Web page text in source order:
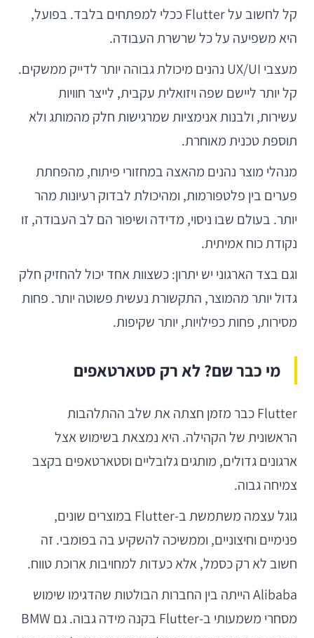
קל לחשוב על Flutter ככלי למפתחים בלבד. בפועל,
היא משפיעה על כל שרשרת העבודה.
מעצבי UX/UI נהנים מיכולת גבוהה יותר לדייק ממשקים.
קל יותר ליישם שפה ויזואלית עקבית, לייצר חוויות
עשירות, ולבנות אנימציות שמרגישות חלק מהמותג ולא
תוספת טכנית מאוחרת.
מנהלי מוצר נהנים מהאצה במחזורי פיתוח, מהפחתת
פערים בין פלטפורמות, ומהיכולת לבדוק רעיונות מהר
יותר. בעולם שבו ניסוי, מדידה ושיפור הם לב העבודה, זו
נקודת כוח אמיתית.
וגם בצד הארגוני יש יתרון: כשצוות אחד יכול להחזיק חלק
גדול יותר מהמוצר, התקשורת נעשית פשוטה יותר. פחות
מסירות, פחות כפילויות, יותר שקיפות.
מי כבר שם? לא רק סטארטאפים
Flutter כבר מזמן חצתה את שלב ההתלהבות
הראשונית של הקהילה. היא נמצאת בשימוש אצל
ארגונים גדולים, מותגים גלובליים וסטארטאפים בקצב
צמיחה גבוה.
גוגל עצמה משתמשת ב-Flutter במוצרים שונים,
פנימיים וחיצוניים, וממשיכה להשקיע בה בפומבי. זה
חשוב לא רק כסמל, אלא כעדות למחויבות ארוכת טווח.
Alibaba הייתה בין החברות הבולטות שהדגימו שימוש
מסחרי משמעותי ב-Flutter בקנה מידה גבוה. גם BMW